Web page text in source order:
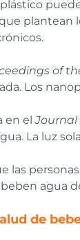
of
Los
en elJournal
La luz
las
agua
de